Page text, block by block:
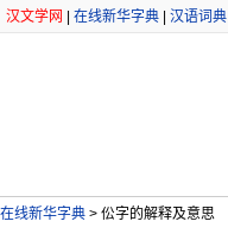
汉文学网 在线新华字典 汉语词典
在线新华字典 > 伀字的解释及意思